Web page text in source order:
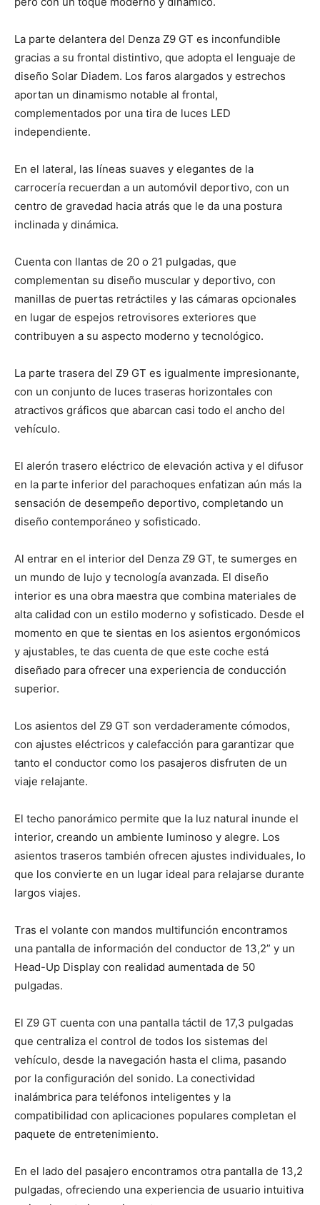
La parte delantera del Denza Z9 GT es inconfundible
gracias a su frontal distintivo, que adopta el lenguaje de
diseño Solar Diadem. Los faros alargados y estrechos
aportan un dinamismo notable al frontal,
complementados por una tira de luces LED
independiente.
En el lateral, las líneas suaves y elegantes de la
carrocería recuerdan a un automóvil deportivo, con un
centro de gravedad hacia atrás que le da una postura
inclinada y dinámica.
Cuenta con llantas de 20 o 21 pulgadas, que
complementan su diseño muscular y deportivo, con
manillas de puertas retráctiles y las cámaras opcionales
en lugar de espejos retrovisores exteriores que
contribuyen a su aspecto moderno y tecnológico.
La parte trasera del Z9 GT es igualmente impresionante,
con un conjunto de luces traseras horizontales con
atractivos gráficos que abarcan casi todo el ancho del
vehículo.
El alerón trasero eléctrico de elevación activa y el difusor
en la parte inferior del parachoques enfatizan aún más la
sensación de desempeño deportivo, completando un
diseño contemporáneo y sofisticado.
Al entrar en el interior del Denza Z9 GT, te sumerges en
un mundo de lujo y tecnología avanzada. El diseño
interior es una obra maestra que combina materiales de
alta calidad con un estilo moderno y sofisticado. Desde el
momento en que te sientas en los asientos ergonómicos
y ajustables, te das cuenta de que este coche está
diseñado para ofrecer una experiencia de conducción
superior.
Los asientos del Z9 GT son verdaderamente cómodos,
con ajustes eléctricos y calefacción para garantizar que
tanto el conductor como los pasajeros disfruten de un
viaje relajante.
El techo panorámico permite que la luz natural inunde el
interior, creando un ambiente luminoso y alegre. Los
asientos traseros también ofrecen ajustes individuales, lo
que los convierte en un lugar ideal para relajarse durante
largos viajes.
Tras el volante con mandos multifunción encontramos
una pantalla de información del conductor de 13,2” y un
Head-Up Display con realidad aumentada de 50
pulgadas.
El Z9 GT cuenta con una pantalla táctil de 17,3 pulgadas
que centraliza el control de todos los sistemas del
vehículo, desde la navegación hasta el clima, pasando
por la configuración del sonido. La conectividad
inalámbrica para teléfonos inteligentes y la
compatibilidad con aplicaciones populares completan el
paquete de entretenimiento.
En el lado del pasajero encontramos otra pantalla de 13,2
pulgadas, ofreciendo una experiencia de usuario intuitiva